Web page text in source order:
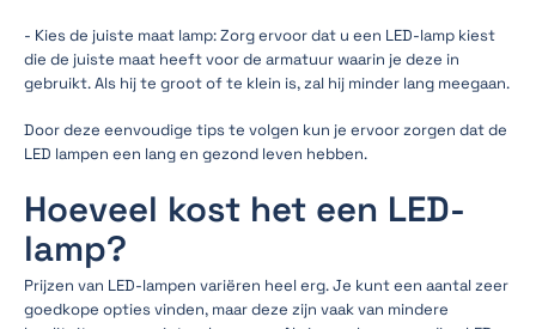
- Kies de juiste maat lamp: Zorg ervoor dat u een LED-lamp kiest
die de juiste maat heeft voor de armatuur waarin je deze in
gebruikt. Als hij te groot of te klein is, zal hij minder lang meegaan.
Door deze eenvoudige tips te volgen kun je ervoor zorgen dat de
LED lampen een lang en gezond leven hebben.
Hoeveel kost het een LED-
lamp?
Prijzen van LED-lampen variëren heel erg. Je kunt een aantal zeer
goedkope opties vinden, maar deze zijn vaak van mindere